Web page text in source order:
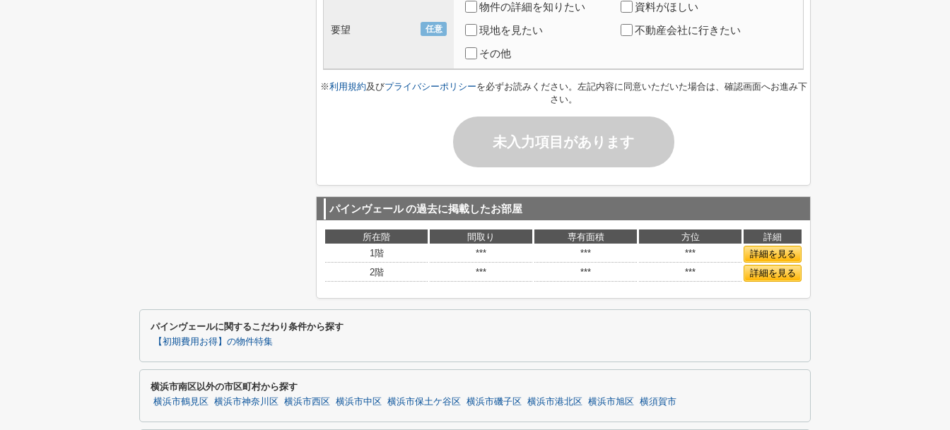
任意
要望
物件の詳細を知りたい
資料がほしい
現地を見たい
不動産会社に行きたい
その他
※利用規約及びプライバシーポリシーを必ずお読みください。左記内容に同意いただいた場合は、確認画面へお進み下
さい。
未入力項目があります
パインヴェールの過去に掲載したお部屋
所在階 間取り 専有面積 方位
詳細
1階
*** *** ***
詳細を見る
2階
*** *** *** 詳細を見る
パインヴェールに関するこだわり条件から探す
【初期費用お得】の物件特集
横浜市南区以外の市区町村から探す
横浜市鶴見区 横浜市神奈川区 横浜市西区 横浜市中区 横浜市保土ケ谷区 横浜市磯子区 横浜市港北区 横浜市旭区 横須賀市